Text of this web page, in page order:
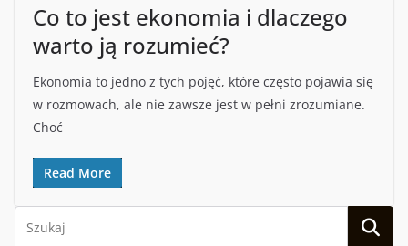
Co to jest ekonomia i dlaczego
warto ją rozumieć?
Ekonomia to jedno z tych pojęć, które często pojawia się
w rozmowach, ale nie zawsze jest w pełni zrozumiane.
Choć
Read More